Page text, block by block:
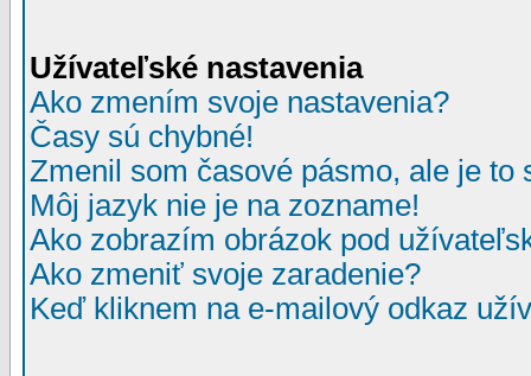
Užívateľské nastavenia
Ako zmením svoje nastavenia?
Časy sú chybné!
Zmenil som časové pásmo, ale je to
Môj jazyk nie je na zozname!
Ako zobrazím obrázok pod
Ako zmeniť svoje zaradenie?
Keď kliknem na e-mailový odkaz